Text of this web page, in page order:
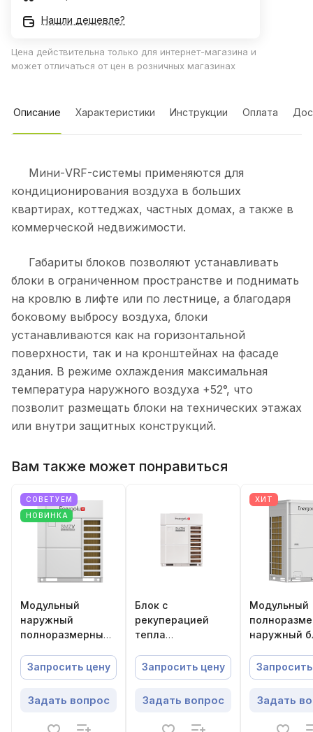
Нашли дешевле?
Цена действительна только для интернет-магазина и
может отличаться от цен в розничных магазинах
Описание Характеристики Инструкции Оплата
Мини-VRF-системы применяются для
кондиционирования воздуха в больших
квартирах, коттеджах, частных домах, а также в
коммерческой недвижимости.
Габариты блоков позволяют устанавливать
блоки в ограниченном пространстве и поднимать
на кровлю в лифте или по лестнице, а благодаря
боковому выбросу воздуха, блоки
устанавливаются как на горизонтальной
поверхности, так и на кронштейнах на фасаде
здания. В режиме охлаждения максимальная
температура наружного воздуха +52°, что
позволит размещать блоки на технических этажах
или внутри защитных конструкций.
Вам также может понравиться
СОВЕТУЕМ
НОВИНКА
Модульный
наружный
полноразмерный
Energolux
SMZU135V5AI
Запросить цену
Задать вопрос
Блок с
рекуперацией
тепла
SMZ IV Energolux
SMZUR190V4AI
Запросить цену
Задать вопрос
ХИТ
Модульный
наружный
Energolux
Задать